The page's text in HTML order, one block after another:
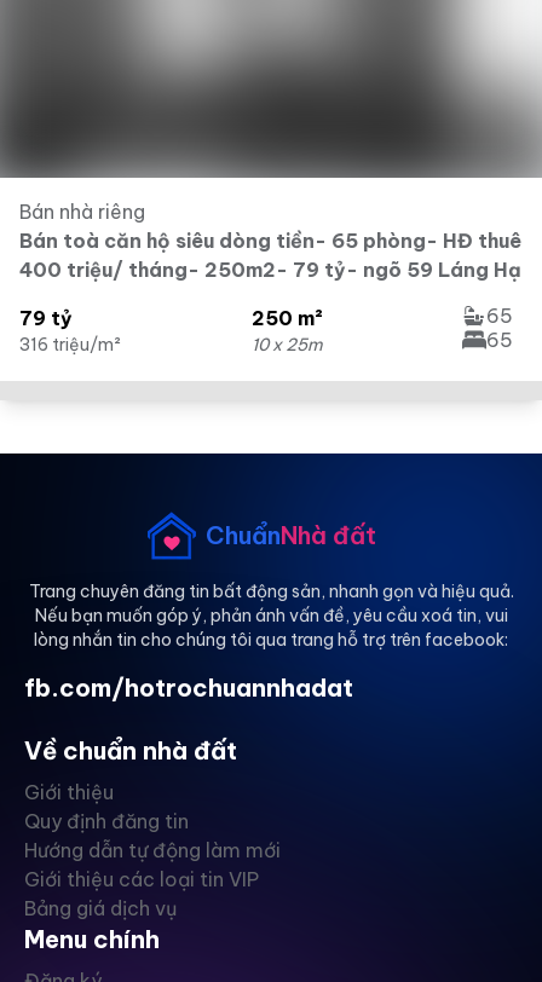
Bán nhà riêng
Bán toà căn hộ siêu dòng tiền- 65 phòng- HĐ thuê
400 triệu/ tháng- 250m2- 79 tỷ- ngõ 59 Láng Hạ
79 tỷ
316 triệu/m²
250 m²
10 x 25m
65
65
ChuẩnNhà đất
Trang chuyên đăng tin bất động sản, nhanh gọn và hiệu quả.
Nếu bạn muốn góp ý, phản ánh vấn đề, yêu cầu xoá tin, vui
lòng nhắn tin cho chúng tôi qua trang hỗ trợ trên facebook:
fb.com/hotrochuannhadat
Về chuẩn nhà đất
Giới thiệu
Quy định đăng tin
Hướng dẫn tự động làm mới
Giới thiệu các loại tin VIP
Bảng giá dịch vụ
Menu chính